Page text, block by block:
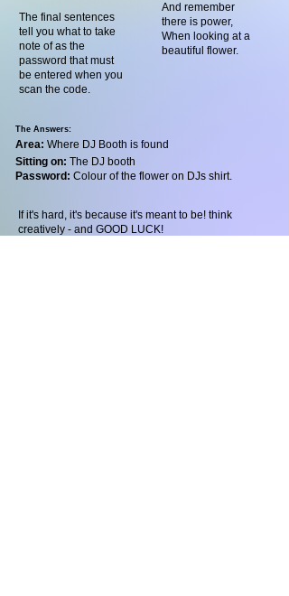
The final sentences
tell you what to take
note of as the
password that must
be entered when you
scan the code.
And remember
there is power,
When looking at a
beautiful flower.
The Answers:
Area: Where DJ Booth is found
Sitting on: The DJ booth
Password: Colour of the flower on DJs shirt.
If it's hard, it's because it's meant to be! think
creatively - and GOOD LUCK!